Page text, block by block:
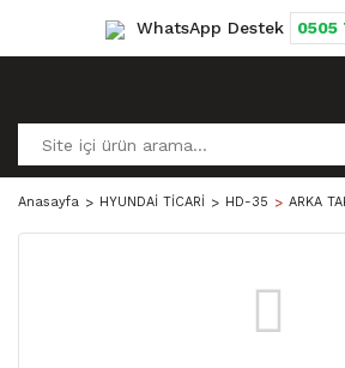
WhatsApp Destek 0505
Anasayfa HYUNDAİ TİCARİ HD-35 ARKA